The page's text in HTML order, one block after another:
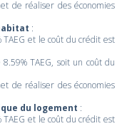
de réaliser des économies
:
et le coût du crédit est
TAEG, soit un coût du
de réaliser des économies
du logement :
et le coût du crédit est